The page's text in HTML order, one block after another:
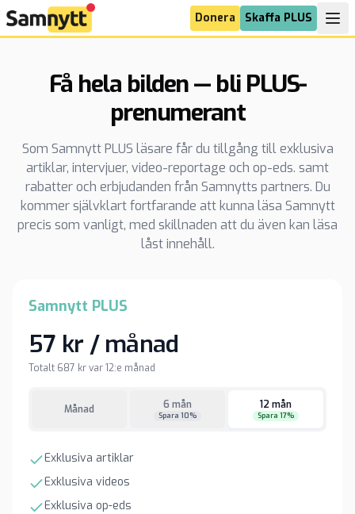
Donera Skaffa PLUS
Få hela bilden — bli PLUS-
prenumerant
Som Samnytt PLUS läsare får du tillgång till exklusiva
artiklar, intervjuer, video-reportage och op-eds. samt
rabatter och erbjudanden från Samnytts partners. Du
kommer självklart fortfarande att kunna läsa Samnytt
precis som vanligt, med skillnaden att du även kan läsa
låst innehåll.
Samnytt PLUS
57 kr / månad
Totalt 687 kr var 12:e månad
Månad 6 mån
Spara 10%
12 mån
Spara 17%
Exklusiva artiklar
Exklusiva videos
Exklusiva op-eds